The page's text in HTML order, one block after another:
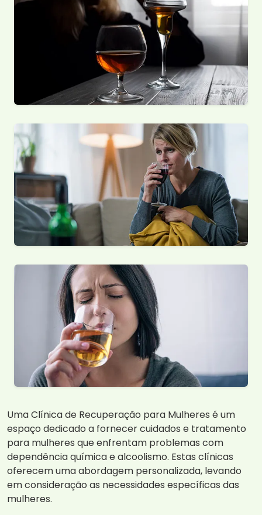
Uma Clínica de Recuperação para Mulheres é um
espaço dedicado a fornecer cuidados e tratamento
para mulheres que enfrentam problemas com
dependência química e alcoolismo. Estas clínicas
oferecem uma abordagem personalizada, levando
em consideração as necessidades específicas das
mulheres.